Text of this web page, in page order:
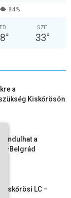
84%
°
SZE
33°
a
Kiskőrösön
a
Kiskőrösi LC –